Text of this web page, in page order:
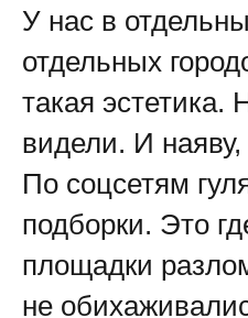
У нас в
отдельных
такая эстетика.
видели. И наяву,
По соцсетям
подборки. Это
площадки
не